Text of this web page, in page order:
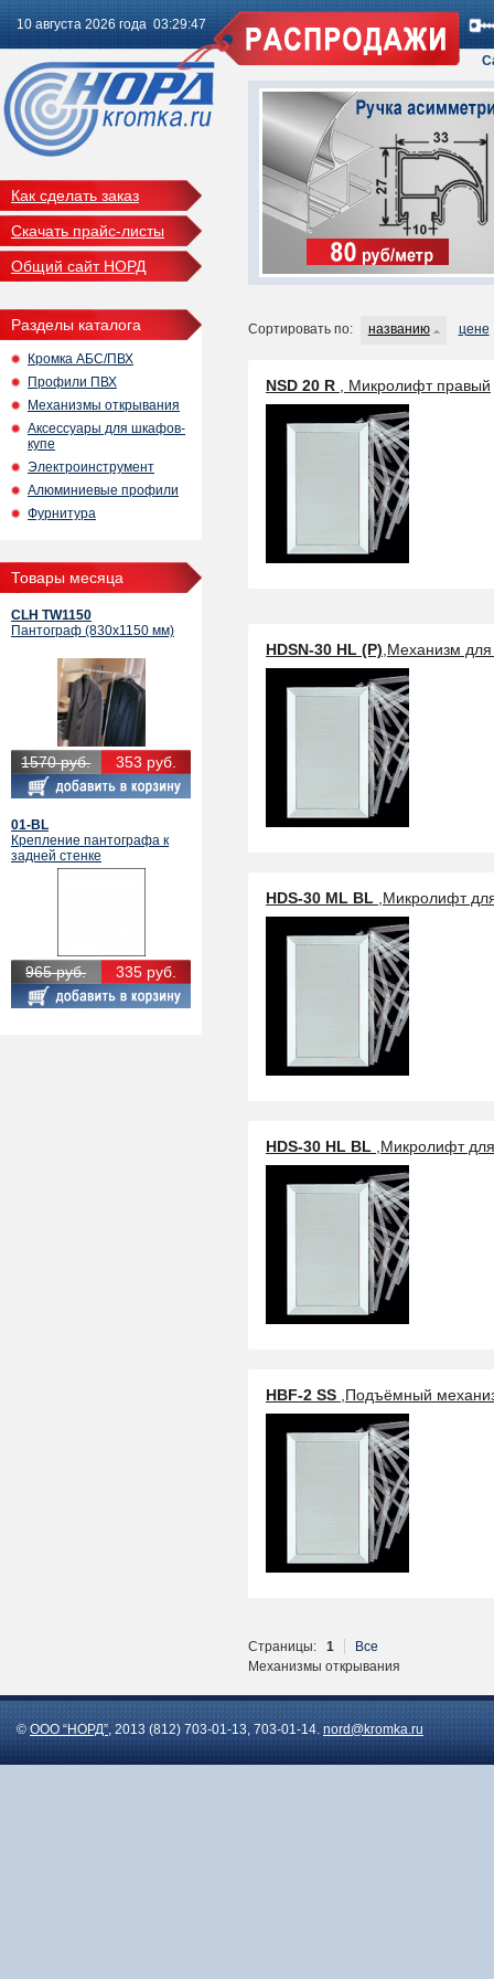
10 августа 2026 года 03:29:48
Как сделать заказ
Скачать прайс-листы
Общий сайт НОРД
Разделы каталога
Кромка АБС/ПВХ
Профили ПВХ
Механизмы открывания
Аксессуары для шкафов-
купе
Электроинструмент
Алюминиевые профили
Фурнитура
Товары месяца
CLH TW1150
Пантограф (830х1150 мм)
1570 руб. 353 руб.
01-BL
Крепление пантографа к
задней стенке
965 руб. 335 руб.
Сортировать по: названию цене
NSD 20 R , Микролифт правый
HDSN-30 HL (P) ,Механизм
HDS-30 ML BL ,Микролифт
HDS-30 HL BL ,Микролифт
HBF-2 SS ,Подъёмный
Страницы: 1
Все
Механизмы открывания
© ООО “НОРД”, 2013 (812) 703-01-13, 703-01-14. nord@kromka.ru